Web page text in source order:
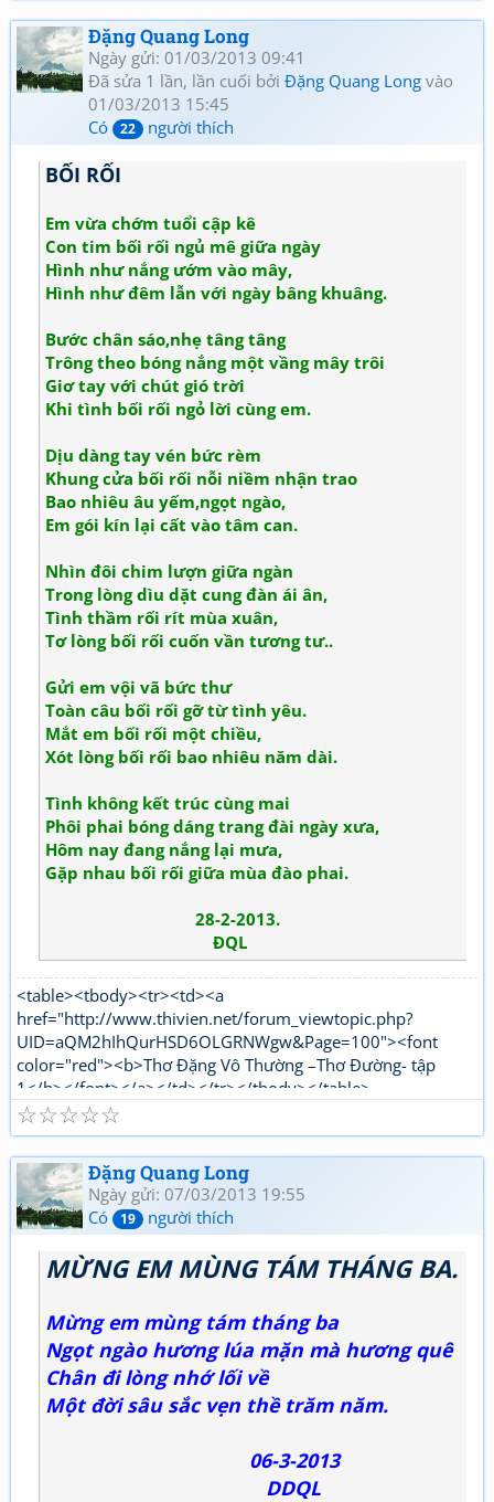
UID=1nPi_YLwNjj6jqJJ5OtTPg"><font color="red"><b>Thơ
Đặng Vô Thường Thơ mới - tập 1</b></font></a></td></tr>
</tbody></table>
Đặng Quang Long
Ngày gửi: 01/03/2013 09:41
Đã sửa 1 lần, lần cuối bởi Đặng Quang Long vào
01/03/2013 15:45
Có
22 người thích
BỐI RỐI
Em vừa chớm tuổi cập kê
Con tim bối rối ngủ mê giữa ngày
Hình như nắng ướm vào mây,
Hình như đêm lẫn với ngày bâng khuâng.
Bước chân sáo,nhẹ tâng tâng
Trông theo bóng nắng một vầng mây trôi
Giơ tay với chút gió trời
Khi tình bối rối ngỏ lời cùng em.
Dịu dàng tay vén bức rèm
Khung cửa bối rối nỗi niềm nhận trao
Bao nhiêu âu yếm,ngọt ngào,
Em gói kín lại cất vào tâm can.
Nhìn đôi chim lượn giữa ngàn
Trong lòng dìu dặt cung đàn ái ân,
Tình thầm rối rít mùa xuân,
Tơ lòng bối rối cuốn vần tương tư..
Gửi em vội vã bức thư
Toàn câu bối rối gỡ từ tình yêu.
Mắt em bối rối một chiều,
Xót lòng bối rối bao nhiêu năm dài.
Tình không kết trúc cùng mai
Phôi phai bóng dáng trang đài ngày xưa,
Hôm nay đang nắng lại mưa,
Gặp nhau bối rối giữa mùa đào phai.
28-2-2013.
ĐQL
<table><tbody><tr><td><a
href="http://www.thivien.net/forum_viewtopic.php?
UID=aQM2hIhQurHSD6OLGRNWgw&Page=100"><font
color="red"><b>Thơ Đặng Vô Thường –Thơ Đường- tập
1</b></font></a></td></tr></tbody></table>
<table><tbody><tr><td><a
href="http://www.thivien.net/forum_viewtopic.php?
UID=1nPi_YLwNjj6jqJJ5OtTPg"><font color="red"><b>Thơ
Đặng Vô Thường Thơ mới - tập 1</b></font></a></td></tr>
</tbody></table>
☆
☆
☆
☆
☆
Đặng Quang Long
Ngày gửi: 07/03/2013 19:55
Có
19 người thích
MỪNG EM MÙNG TÁM THÁNG BA.
Mừng em mùng tám tháng ba
Ngọt ngào hương lúa mặn mà hương quê
Chân đi lòng nhớ lối về
Một đời sâu sắc vẹn thề trăm năm.
06-3-2013
DDQL